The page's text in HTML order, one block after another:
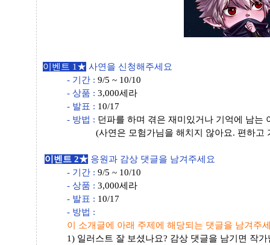
이벤트 1 ★ 사연 을 신청해주세요
- 기간 : 9/5 ~ 10/10
- 상품 : 3,000세라
- 발표 : 10/17
- 방법 : 던파를 하며 겪은 재미있거나 기억에 남는
(사연은 모험가님을 해치지 않아요. 편하고
이벤트 2★ 응원과 감상 댓글을 남겨주세요
- 기간 : 9/5 ~ 10/10
- 상품 : 3,000세라
- 발표 : 10/17
- 방법 :
이 소개글에 아래 주제에 해당되는 댓글을 남겨주
1) 일러스트 잘 보셨나요? 감상 댓글을 남기면 작